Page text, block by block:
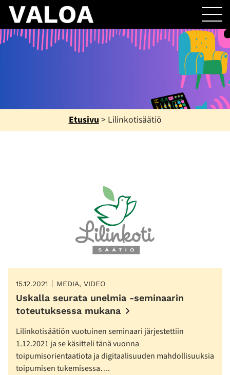
Etusivu > Lilinkotisäätiö
15.12.2021 MEDIA, VIDEO
Uskalla seurata unelmia -seminaarin
toteutuksessa mukana
Lilinkotisäätiön vuotuinen seminaari järjestettiin
1.12.2021 ja se käsitteli tänä vuonna
toipumisorientaatiota ja digitaalisuuden mahdollisuuksia
toipumisen tukemisessa….